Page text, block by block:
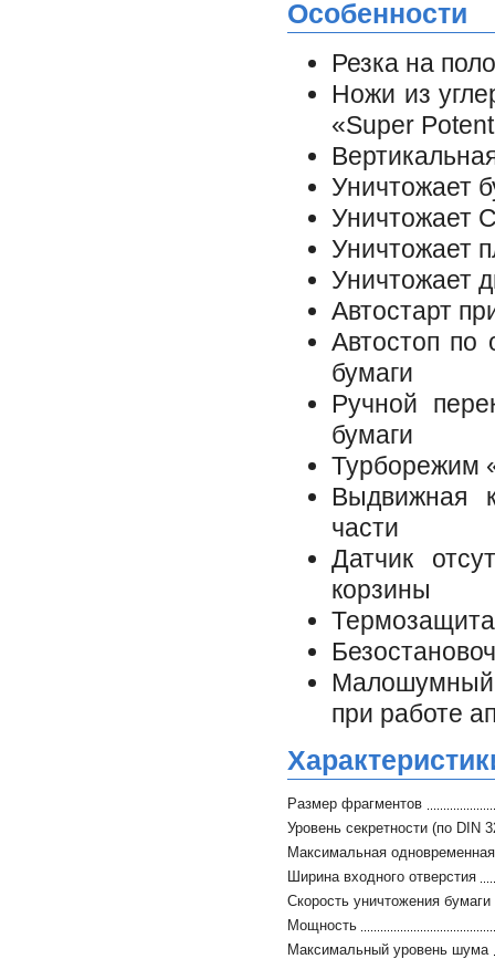
Особенности
Резка на
Ножи из
«Super
Уничтожает
Уничтожает
Уничтожает
Уничтожает
Автостарт
Автостоп по
бумаги
Ручной
бумаги
Турборежим
Выдвижная
части
Датчик
корзины
Термозащита
при работе
Размер фрагментов
Уровень секретности (по DIN
Максимальная одновременная
Ширина входного отверстия
Скорость уничтожения бумаги
Мощность
Максимальный уровень шума